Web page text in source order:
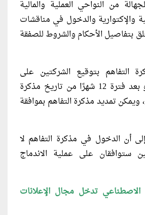
من النواحي العملية والمالية
والإكتوارية والدخول في مناقشات
بتفاصيل الأحكام والشروط للصفقة
التفاهم بتوقيع الشركتين على
اتفاقية الاندماج أو بعد فترة 12 شهرًا من تاريخ مذكرة
ويمكن تمديد مذكرة التفاهم بموافقة
أن الدخول في مذكرة التفاهم لا
ستوافقان على عملية الاندماج
الاصطناعي تدخل مجال الإعلانات